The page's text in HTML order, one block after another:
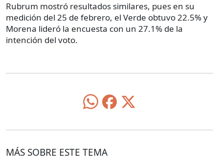
Rubrum mostró resultados similares, pues en su
medición del 25 de febrero, el Verde obtuvo 22.5% y
Morena lideró la encuesta con un 27.1% de la
intención del voto.
MÁS SOBRE ESTE TEMA